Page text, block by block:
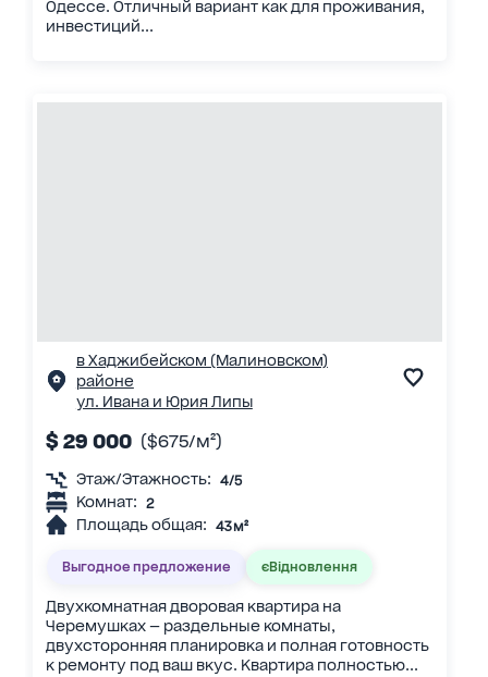
Одессе. Отличный вариант как для проживания,
инвестиций...
в Хаджибейском (Малиновском)
районе
ул. Ивана и Юрия Липы
$ 29 000 ($675/м²)
Этаж/Этажность: 4/5
Комнат: 2
Площадь общая: 43 м²
Выгодное предложение єВідновлення
Двухкомнатная дворовая квартира на
Черемушках — раздельные комнаты,
двухсторонняя планировка и полная готовность
к ремонту под ваш вкус. Квартира полностью...